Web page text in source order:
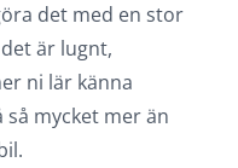
det med en stor
är lugnt,
ni lär känna
så mycket mer än